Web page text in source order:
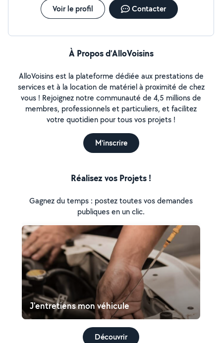
Voir le profil Contacter
À Propos d’AlloVoisins
AlloVoisins est la plateforme dédiée aux prestations de
services et à la location de matériel à proximité de chez
vous ! Rejoignez notre communauté de 4,5 millions de
membres, professionnels et particuliers, et facilitez
votre quotidien pour tous vos projets !
M'inscrire
Réalisez vos Projets !
Gagnez du temps : postez toutes vos demandes
publiques en un clic.
J'entretiens mon véhicule
Découvrir